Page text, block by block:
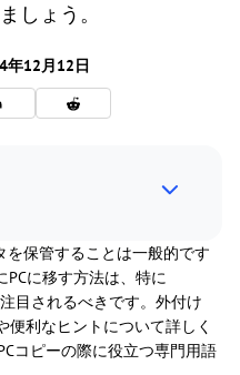
しょう。
年12月12日
を保管することは一般的です
に移す方法は、特に
目されるべきです。外付け
便利なヒントについて詳しく
コピーの際に役立つ専門用語